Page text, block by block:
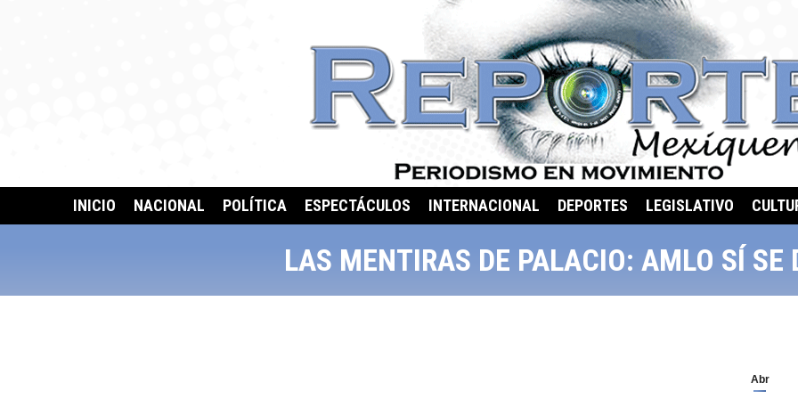
INICIO NACIONAL POLÍTICA ESPECTÁCULOS INTERNACIONAL DEPORTES LEGISLATIVO
LAS MENTIRAS DE PALACIO: AMLO SÍ SE
Abr